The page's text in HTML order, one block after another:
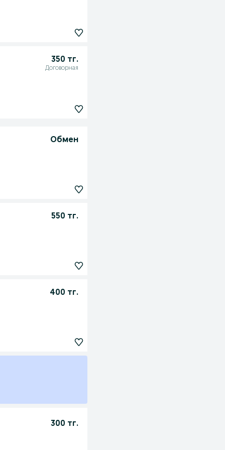
350 тг.
Договорная
Обмен
550 тг.
400 тг.
300 тг.